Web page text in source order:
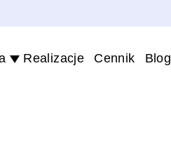
Realizacje Cennik Blog